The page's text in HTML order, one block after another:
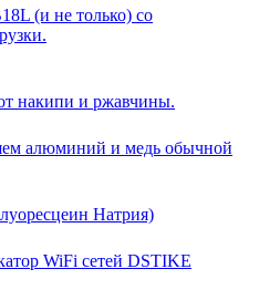
(и не только) со
накипи и ржавчины.
алюминий и медь обычной
Натрия)
WiFi сетей DSTIKE